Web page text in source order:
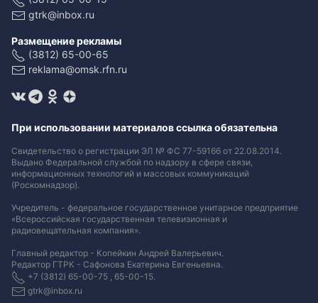
gtrk@inbox.ru
Размещение рекламы
(3812) 65-00-65
reklama@omsk.rfn.ru
При использовании материалов ссылка обязательна
Свидетельство о регистрации ЭЛ № ФС 77-59166 от 22.08.2014.
Выдано Федеральной службой по надзору в сфере связи,
информационных технологий и массовых коммуникаций
(Роскомнадзор).
Учредитель - федеральное государственное унитарное предприятие
«Всероссийская государственная телевизионная и
радиовещательная компания».
Главный редактор - Копейкин Андрей Валерьевич.
Редактор ГТРК - Сафонова Екатерина Евгеньевна.
+7 (3812) 65-00-75 , 65-00-15.
gtrk@inbox.ru